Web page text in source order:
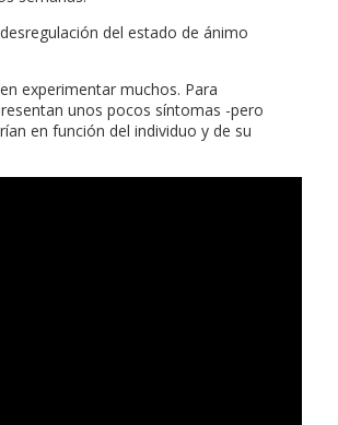
del estado de ánimo
experimentar muchos. Para
unos pocos síntomas -pero
en función del individuo y de su